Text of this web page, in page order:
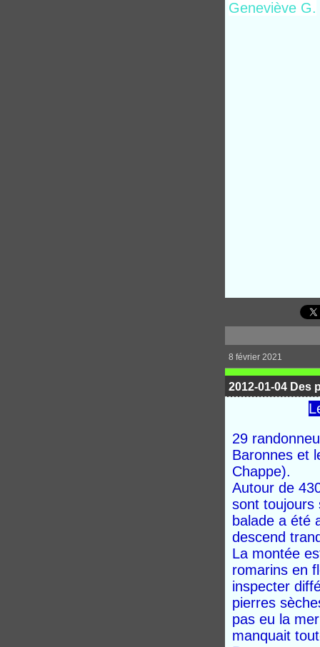
Geneviève G.
8 février 2021
2012-01-04 Des
29
Baronnes et
Chappe).
Autour de
sont toujours
balade a été
descend
La montée
romarins en
inspecter
pierres
pas eu la
manquait